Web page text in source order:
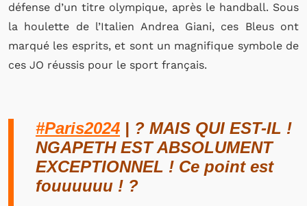
défense d’un titre olympique, après le handball. Sous
la houlette de l’Italien Andrea Giani, ces Bleus ont
marqué les esprits, et sont un magnifique symbole de
ces JO réussis pour le sport français.
#Paris2024 | ? MAIS QUI EST-IL !
NGAPETH EST ABSOLUMENT
EXCEPTIONNEL ! Ce point est
fouuuuuu ! ?